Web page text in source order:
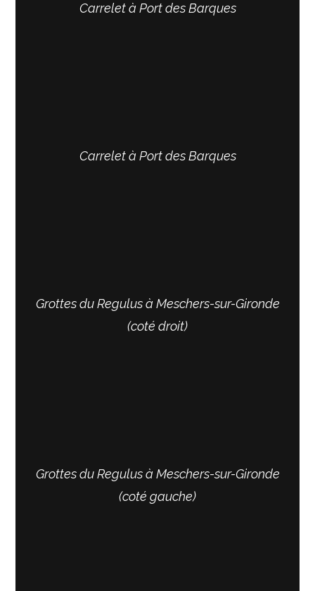
Carrelet à Port des Barques
Carrelet à Port des Barques
Grottes du Regulus à Meschers-sur-Gironde
(coté droit)
Grottes du Regulus à Meschers-sur-Gironde
(coté gauche)